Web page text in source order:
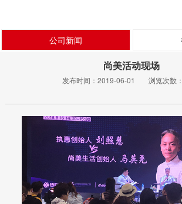
公司新闻
尚美活动现场
发布时间：2019-06-01 浏览次数